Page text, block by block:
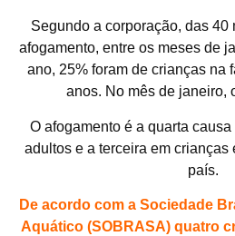
Segundo a corporação, das 40
afogamento, entre os meses de
ano, 25% foram de crianças na
anos. No mês de janeiro,
O afogamento é a quarta
adultos e a terceira em crianças
país.
De acordo com a Sociedade
Aquático (SOBRASA) quatro